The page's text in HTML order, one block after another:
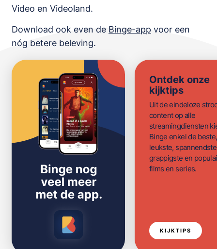
Video en Videoland.
Download ook even de Binge-app voor een
nóg betere beleving.
Ontdek onze
kijktips
Uit de eindeloze
content op alle
streamingdiensten
Binge enkel de beste,
leukste,
grappigste en
films en series.
KIJKTIPS